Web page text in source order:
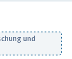
und